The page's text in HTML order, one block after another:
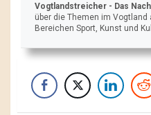
Vogtlandstreicher - Das
über die Themen im
Bereichen Sport, Kunst und